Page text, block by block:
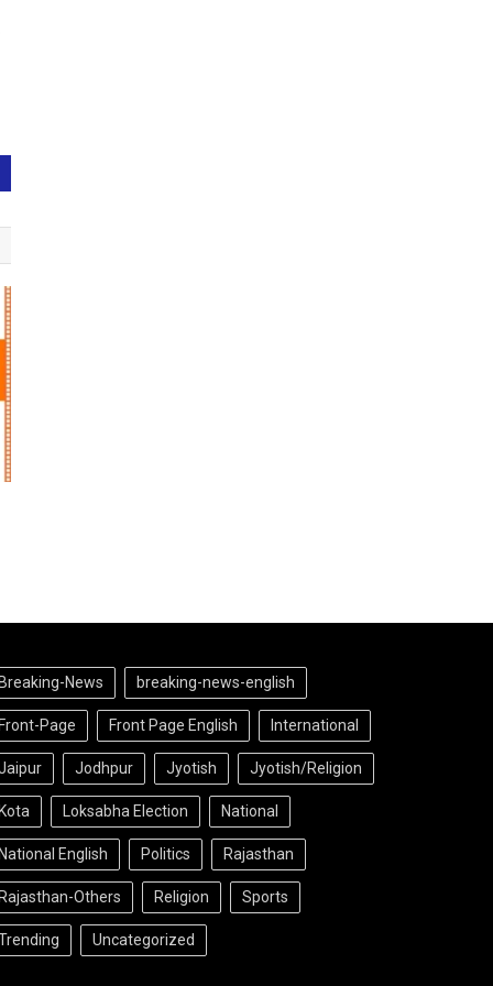
Breaking-News breaking-news-english
Front-Page Front Page English International
Jodhpur Jyotish Jyotish/Religion
Kota Loksabha Election National
National English Politics Rajasthan
Rajasthan-Others Religion Sports
Uncategorized